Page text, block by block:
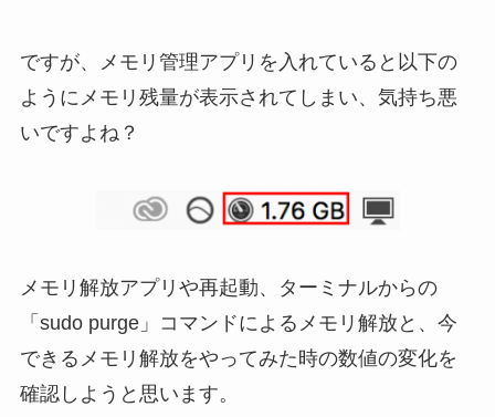
ですが、メモリ管理アプリを入れていると以下の
ようにメモリ残量が表示されてしまい、気持ち悪
いですよね？
メモリ解放アプリや再起動、ターミナルからの
「sudo purge」コマンドによるメモリ解放と、今
できるメモリ解放をやってみた時の数値の変化を
確認しようと思います。